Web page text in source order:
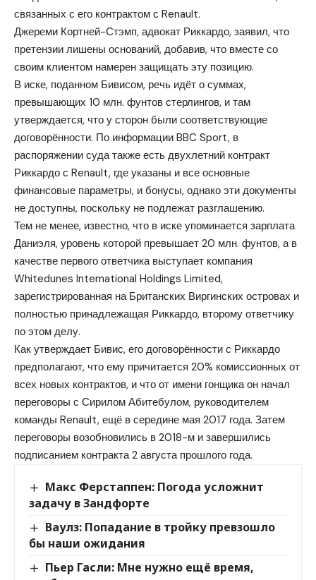
связанных с его контрактом с Renault.
Джереми Кортней-Стэмп, адвокат Риккардо, заявил, что
претензии лишены оснований, добавив, что вместе со
своим клиентом намерен защищать эту позицию.
В иске, поданном Бивисом, речь идёт о суммах,
превышающих 10 млн. фунтов стерлингов, и там
утверждается, что у сторон были соответствующие
договорённости. По информации BBC Sport, в
распоряжении суда также есть двухлетний контракт
Риккардо с Renault, где указаны и все основные
финансовые параметры, и бонусы, однако эти документы
не доступны, поскольку не подлежат разглашению.
Тем не менее, известно, что в иске упоминается зарплата
Даниэля, уровень которой превышает 20 млн. фунтов, а в
качестве первого ответчика выступает компания
Whitedunes International Holdings Limited,
зарегистрированная на Британских Виргинских островах и
полностью принадлежащая Риккардо, второму ответчику
по этом делу.
Как утверждает Бивис, его договорённости с Риккардо
предполагают, что ему причитается 20% комиссионных от
всех новых контрактов, и что от имени гонщика он начал
переговоры с Сирилом Абитебулом, руководителем
команды Renault, ещё в середине мая 2017 года. Затем
переговоры возобновились в 2018-м и завершились
подписанием контракта 2 августа прошлого года.
Макс Ферстаппен: Погода усложнит
задачу в Зандфорте
Ваулз: Попадание в тройку превзошло
бы наши ожидания
Пьер Гасли: Мне нужно ещё время,